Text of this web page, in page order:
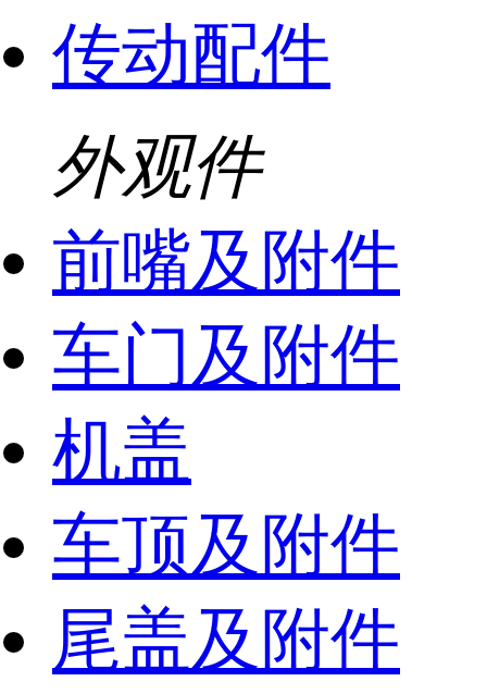
传动配件
外观件
前嘴及附件
车门及附件
机盖
车顶及附件
尾盖及附件